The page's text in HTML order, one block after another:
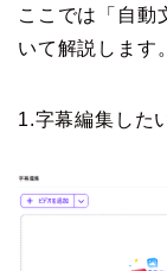
ここでは「自動
いて解説します。
1.字幕編集した